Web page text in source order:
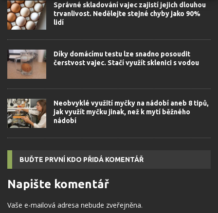
Správné skladování vajec zajistí jejich dlouhou
trvanlivost. Nedělejte stejné chyby jako 90%
lidí
Díky domácímu testu lze snadno posoudit
čerstvost vajec. Stačí využít sklenici s vodou
Neobvyklé využití myčky na nádobí aneb 8 tipů,
jak využít myčku jinak, než k mytí běžného
nádobí
BUĎTE PRVNÍ KDO PŘIDÁ KOMENTÁŘ
Napište komentář
Vaše e-mailová adresa nebude zveřejněna.